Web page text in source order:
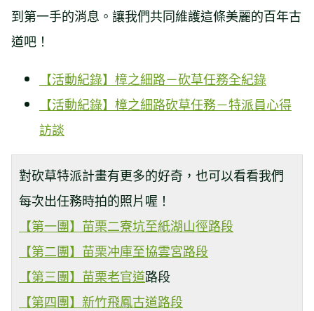
到第一手的消息。讓我們共同維護這條美麗的百年古
道吧！
【活動紀錄】樟之細路－砍草任務全紀錄
【活動紀錄】樟之細路砍草任務－特派員心得
訪談
對砍草特派計畫有更多的好奇，也可以看看我們
每次出任務時拍的照片喔！
【第一團】苗栗二寮坑至紙湖山徑路段
【第二團】苗栗冲庫至協雲宮路段
【第三團】 苗栗老官道路段
【第四團】新竹飛鳳古道路段